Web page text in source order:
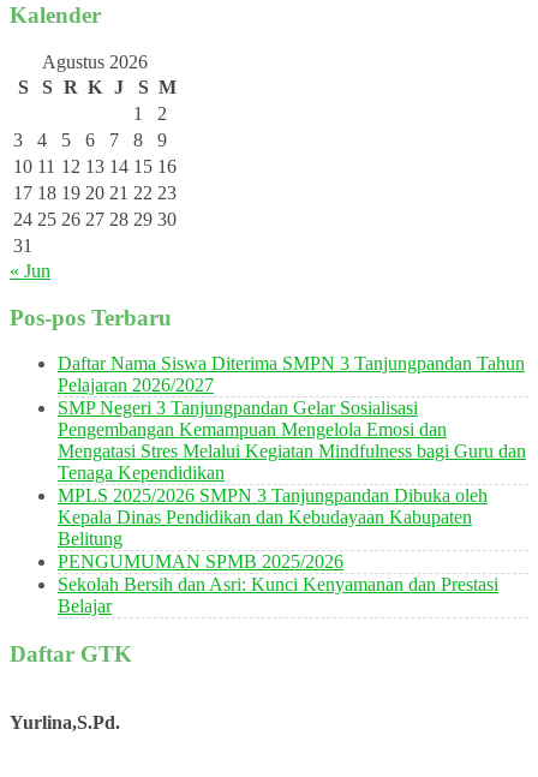
Kalender
Agustus 2026
S
S R K J S M
1
2
3
4 5 6 7 8
9
10 11 12 13 14 15 16
17 18 19 20 21 22 23
24 25 26 27 28 29 30
31
« Jun
Pos-pos Terbaru
Daftar Nama Siswa Diterima SMPN 3 Tanjungpandan Tahun
Pelajaran 2026/2027
SMP Negeri 3 Tanjungpandan Gelar Sosialisasi
Pengembangan Kemampuan Mengelola Emosi dan
Mengatasi Stres Melalui Kegiatan Mindfulness bagi Guru dan
Tenaga Kependidikan
MPLS 2025/2026 SMPN 3 Tanjungpandan Dibuka oleh
Kepala Dinas Pendidikan dan Kebudayaan Kabupaten
Belitung
PENGUMUMAN SPMB 2025/2026
Sekolah Bersih dan Asri: Kunci Kenyamanan dan Prestasi
Belajar
Daftar GTK
Yurlina,S.Pd.